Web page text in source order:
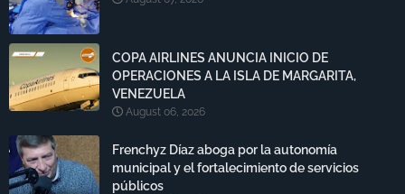
COPA AIRLINES ANUNCIA INICIO DE
OPERACIONES A LA ISLA DE MARGARITA,
VENEZUELA
August 06, 2026
Frenchyz Díaz aboga por la autonomía
municipal y el fortalecimiento de servicios
públicos